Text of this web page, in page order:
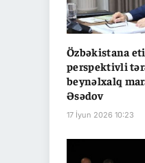
Özbəkistana
perspektivli
beynəlxalq
Əsədov
17 İyun 2026 10:23